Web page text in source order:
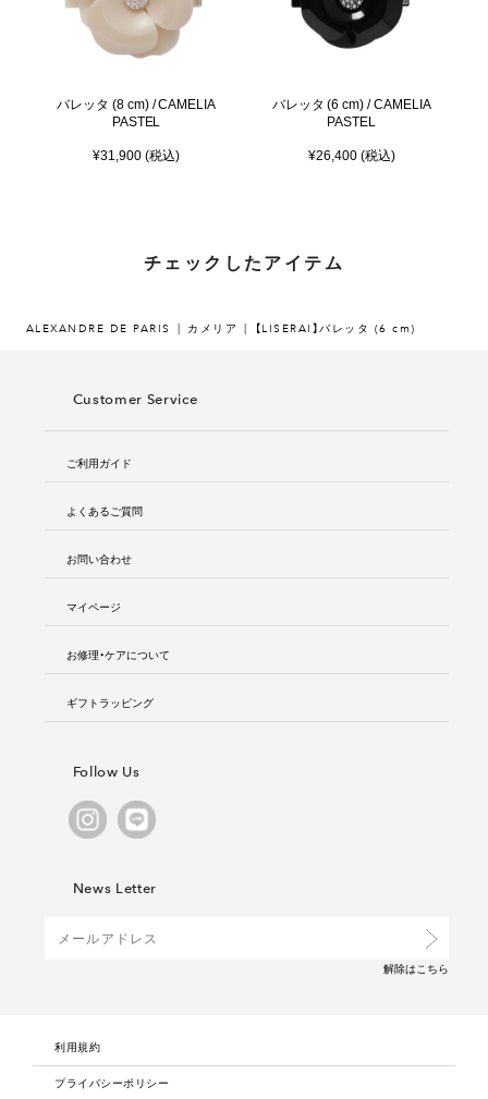
バレッタ (8 cm) / CAMELIA
PASTEL
¥31,900 (税込)
バレッタ (6 cm) / CAMELIA
PASTEL
¥26,400 (税込)
チェックしたアイテム
ALEXANDRE DE PARIS カメリア 【LISERAI】バレッタ (6 cm)
Customer Service
ご利用ガイド
よくあるご質問
お問い合わせ
マイページ
お修理・ケアについて
ギフトラッピング
Follow Us
News Letter
解除は こちら
利用規約
プライバシーポリシー